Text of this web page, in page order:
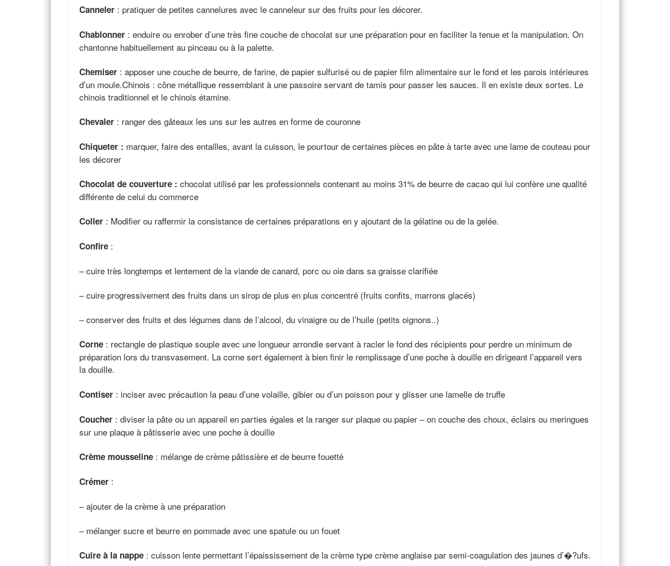
Canneler: pratiquer de petites cannelures avec le canneleur sur des fruits pour les décorer.
Chablonner: enduire ou enrober d’une très fine couche de chocolat sur une préparation pour en faciliter la tenue et la manipulation. On
chantonne habituellement au pinceau ou à la palette.
Chemiser: apposer une couche de beurre, de farine, de papier sulfurisé ou de papier film alimentaire sur le fond et les parois intérieures
d’un moule.Chinois : cône métallique ressemblant à une passoire servant de tamis pour passer les sauces. Il en existe deux sortes. Le
chinois traditionnel et le chinois étamine.
Chevaler: ranger des gâteaux les uns sur les autres en forme de couronne
Chiqueter : marquer, faire des entailles, avant la cuisson, le pourtour de certaines pièces en pâte à tarte avec une lame de couteau pour
les décorer
Chocolat de couverture : chocolat utilisé par les professionnels contenant au moins 31% de beurre de cacao qui lui confère une qualité
différente de celui du commerce
Coller: Modifier ou raffermir la consistance de certaines préparations en y ajoutant de la gélatine ou de la gelée.
Confire:
– cuire très longtemps et lentement de la viande de canard, porc ou oie dans sa graisse clarifiée
– cuire progressivement des fruits dans un sirop de plus en plus concentré (fruits confits, marrons glacés)
– conserver des fruits et des légumes dans de l’alcool, du vinaigre ou de l’huile (petits oignons..)
Corne: rectangle de plastique souple avec une longueur arrondie servant à racler le fond des récipients pour perdre un minimum de
préparation lors du transvasement. La corne sert également à bien finir le remplissage d’une poche à douille en dirigeant l’appareil vers
la douille.
Contiser: inciser avec précaution la peau d’une volaille, gibier ou d’un poisson pour y glisser une lamelle de truffe
Coucher: diviser la pâte ou un appareil en parties égales et la ranger sur plaque ou papier – on couche des choux, éclairs ou meringues
sur une plaque à pâtisserie avec une poche à douille
Crème mousseline: mélange de crème pâtissière et de beurre fouetté
Crémer:
– ajouter de la crème à une préparation
– mélanger sucre et beurre en pommade avec une spatule ou un fouet
Cuire à la nappe: cuisson lente permettant l’épaississement de la crème type crème anglaise par semi-coagulation des jaunes d’�?ufs.